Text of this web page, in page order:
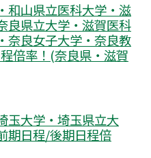
和山県立医科大学・滋
良県立大学・滋賀医科
奈良女子大学・奈良教
倍率！(奈良県・滋賀
玉大学・埼玉県立大
日程/後期日程倍